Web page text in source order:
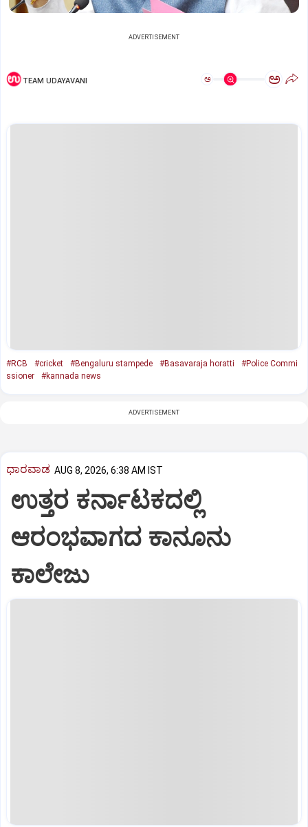
ADVERTISEMENT
TEAM UDAYAVANI ಅ ಅ
#RCB #cricket #Bengaluru stampede #Basavaraja horatti
#Police Commi
ssioner
#kannada news
ADVERTISEMENT
ಧಾರವಾಡ AUG 8, 2026, 6:38 AM IST
ಉತ್ತರ ಕರ್ನಾಟಕದಲ್ಲಿ
ಆರಂಭವಾಗದ ಕಾನೂನು
ಕಾಲೇಜು